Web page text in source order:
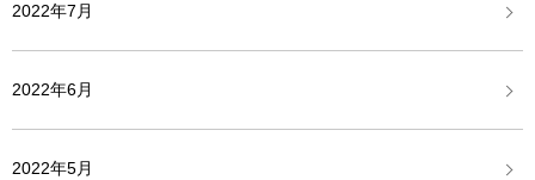
2022年7月
2022年6月
2022年5月